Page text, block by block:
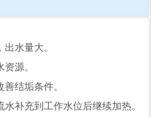
水量大。
源。
结垢条件。
补充到工作水位后继续加热。